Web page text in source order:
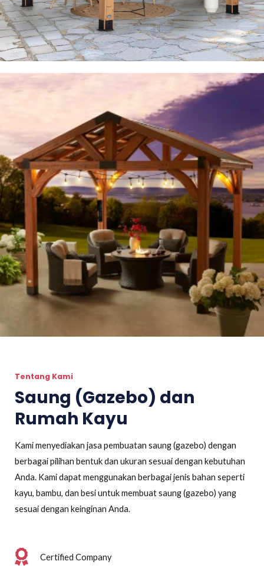
Tentang Kami
Saung (Gazebo) dan
Rumah Kayu
Kami menyediakan jasa pembuatan saung (gazebo) dengan
berbagai pilihan bentuk dan ukuran sesuai dengan kebutuhan
Anda. Kami dapat menggunakan berbagai jenis bahan seperti
kayu, bambu, dan besi untuk membuat saung (gazebo) yang
sesuai dengan keinginan Anda.
Certified Company